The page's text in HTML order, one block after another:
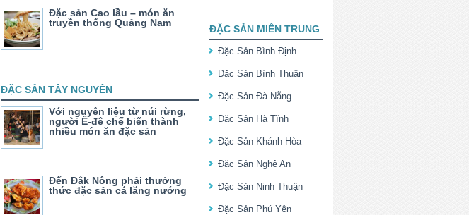
Đặc sản Cao lầu – món ăn
truyền thống Quảng Nam
ĐẶC SẢN TÂY NGUYÊN
Với nguyên liệu từ núi rừng,
người Ê-đê chế biến thành
nhiều món ăn đặc sản
Đến Đắk Nông phải thưởng
thức đặc sản cá lăng nướng
ĐẶC SẢN MIỀN TRUNG
Đặc Sản Bình Định
Đặc Sản Bình Thuận
Đặc Sản Đà Nẵng
Đặc Sản Hà Tĩnh
Đặc Sản Khánh Hòa
Đặc Sản Nghệ An
Đặc Sản Ninh Thuận
Đặc Sản Phú Yên